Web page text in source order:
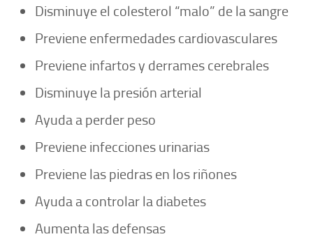
Disminuye el colesterol “malo” de la sangre
Previene enfermedades cardiovasculares
Previene infartos y derrames cerebrales
Disminuye la presión arterial
Ayuda a perder peso
Previene infecciones urinarias
Previene las piedras en los riñones
Ayuda a controlar la diabetes
Aumenta las defensas